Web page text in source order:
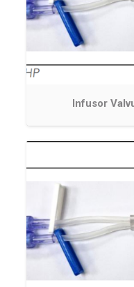
Infusor